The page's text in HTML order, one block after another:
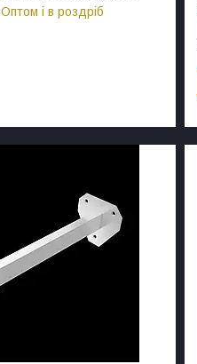
Оптом і в роздріб